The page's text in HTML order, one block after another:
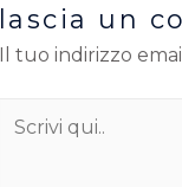
lascia un
Il tuo indirizzo